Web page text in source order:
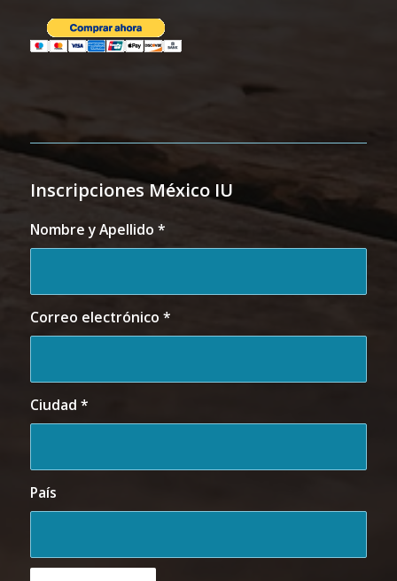
Inscripciones México IU
Nombre y Apellido *
Correo electrónico *
Ciudad *
País